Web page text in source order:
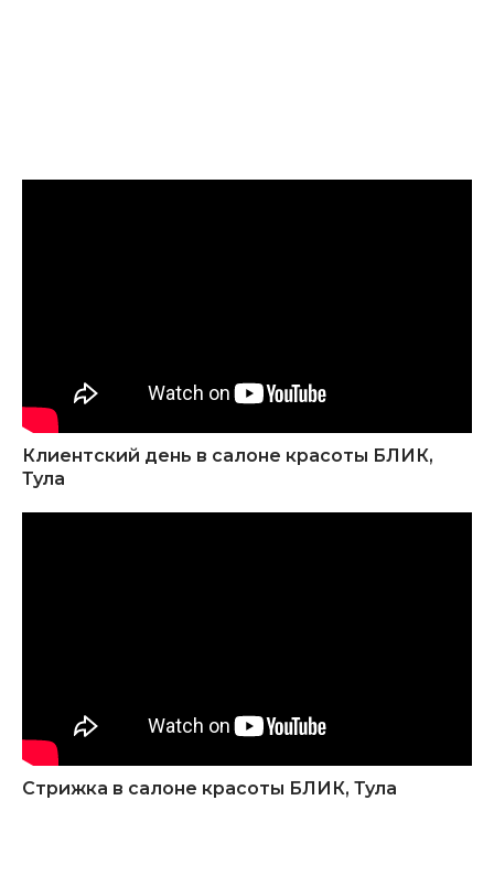
Клиентский день в салоне красоты БЛИК,
Тула
Стрижка в салоне красоты БЛИК, Тула